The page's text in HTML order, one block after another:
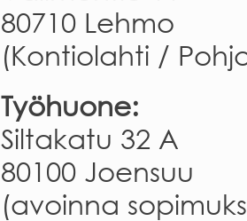
80710 Lehmo
(Kontiolahti /
Työhuone:
Siltakatu 32 A
80100 Joensuu
(avoinna